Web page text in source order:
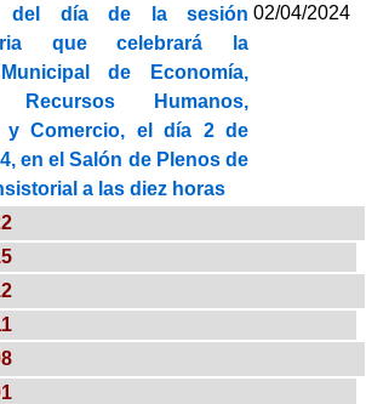
del día de la sesión
que celebrará la
de Economía,
Recursos Humanos,
y Comercio, el día 2 de
en el Salón de Plenos de
a las diez horas
02/04/2024